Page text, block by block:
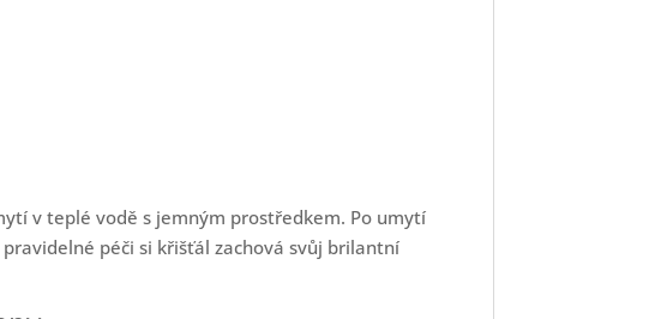
v teplé vodě s jemným prostředkem. Po umytí
péči si křišťál zachová svůj brilantní